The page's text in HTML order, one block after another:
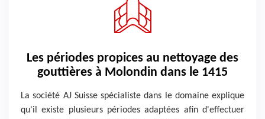
Les périodes propices au nettoyage des
gouttières à Molondin dans le 1415
La société AJ Suisse spécialiste dans le domaine explique
qu'il existe plusieurs périodes adaptées afin d'effectuer